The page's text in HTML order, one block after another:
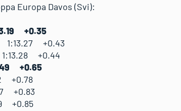
Europa Davos (Svi):
+0.35
1:13.27 +0.43
+0.44
+0.65
+0.78
+0.83
+0.85